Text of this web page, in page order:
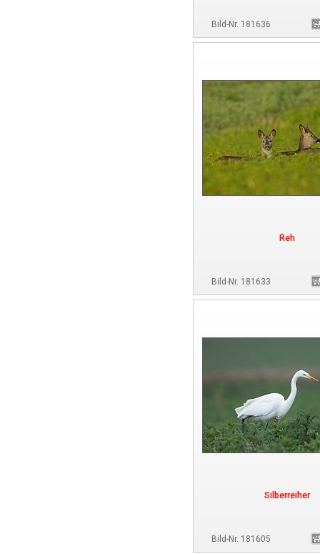
Bild-Nr. 181636
Reh
Bild-Nr. 181633
Silberreiher
Bild-Nr. 181605